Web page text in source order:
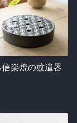
楽焼の蚊遣器